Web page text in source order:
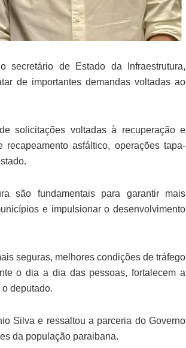
secretário de Estado da Infraestrutura,
de importantes demandas voltadas ao
solicitações voltadas à recuperação e
asfáltico, operações tapa-
são fundamentais para garantir mais
e impulsionar o desenvolvimento
seguras, melhores condições de tráfego
o dia a dia das pessoas, fortalecem a
deputado.
Silva e ressaltou a parceria do Governo
da população paraibana.